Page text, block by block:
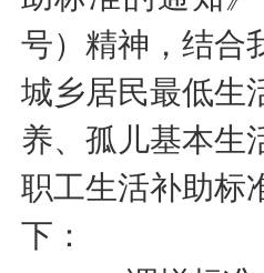
号）精神，结合
城乡居民最低生
养、孤儿基本生
职工生活补助标
下：